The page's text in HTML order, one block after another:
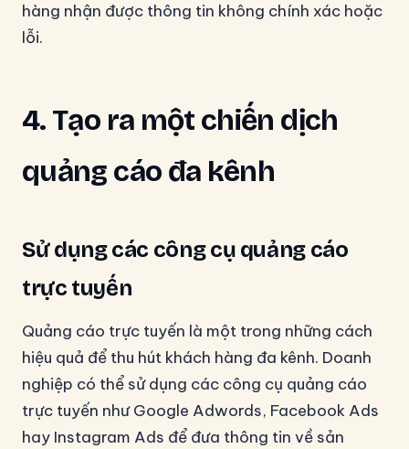
hàng nhận được thông tin không chính xác hoặc
lỗi.
4. Tạo ra một chiến dịch
quảng cáo đa kênh
Sử dụng các công cụ quảng cáo
trực tuyến
Quảng cáo trực tuyến là một trong những cách
hiệu quả để thu hút khách hàng đa kênh. Doanh
nghiệp có thể sử dụng các công cụ quảng cáo
trực tuyến như Google Adwords, Facebook Ads
hay Instagram Ads để đưa thông tin về sản